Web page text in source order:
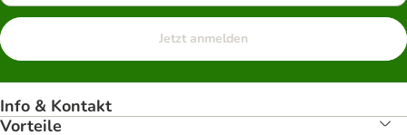
Jetzt anmelden
Info & Kontakt
Vorteile